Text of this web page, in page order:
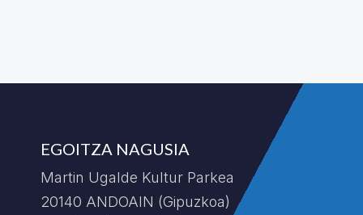
EGOITZA NAGUSIA
Martin Ugalde Kultur Parkea
20140 ANDOAIN (Gipuzkoa)